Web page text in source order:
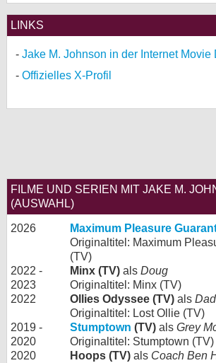
LINKS
Jake M. Johnson in der Internet Movie
Offizielles X-Profil
FILME UND SERIEN MIT JAKE M.
(AUSWAHL)
2026 Maximum Pleasure
Originaltitel: Maximum
(TV)
2022 -
2023
Minx (TV) als Doug
Originaltitel: Minx (TV)
2022
Ollies Odyssee (TV) als
Originaltitel: Lost Ollie (TV)
2019 -
2020
Stumptown (TV) als Grey
Originaltitel: Stumptown (TV)
2020
Hoops (TV) als Coach Ben